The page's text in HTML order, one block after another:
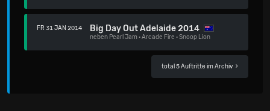
FR 31 JAN 2014 Big Day Out Adelaide 2014
neben Pearl Jam ·Arcade Fire ·Snoop Lion
total 5 Auftritte im Archiv ›